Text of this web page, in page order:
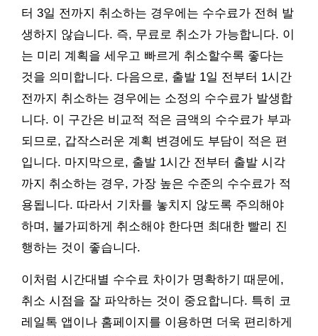
터 3일 전까지 취소하는 경우에는 수수료가 전혀 발
생하지 않습니다. 즉, 무료로 취소가 가능합니다. 이
는 미리 계획을 세우고 빠르게 취소할수록 좋다는
것을 의미합니다. 다음으로, 출발 1일 전부터 1시간
전까지 취소하는 경우에는 소정의 수수료가 발생합
니다. 이 구간은 비교적 적은 금액의 수수료가 부과
되므로, 갑작스러운 계획 변경에도 부담이 적은 편
입니다. 마지막으로, 출발 1시간 전부터 출발 시각
까지 취소하는 경우, 가장 높은 수준의 수수료가 적
용됩니다. 따라서 기차를 놓치지 않도록 주의해야
하며, 불가피하게 취소해야 한다면 최대한 빨리 진
행하는 것이 좋습니다.
이처럼 시간대별 수수료 차이가 명확하기 때문에,
취소 시점을 잘 파악하는 것이 중요합니다. 특히 코
레일톡 앱이나 홈페이지를 이용하면 더욱 편리하게